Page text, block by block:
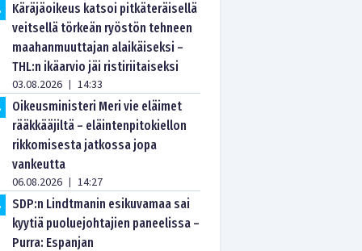
Käräjäoikeus katsoi pitkäteräisellä
veitsellä törkeän ryöstön tehneen
maahanmuuttajan alaikäiseksi –
THL:n ikäarvio jäi ristiriitaiseksi
03.08.2026 | 14:33
Oikeusministeri Meri vie eläimet
rääkkääjiltä – eläintenpitokiellon
rikkomisesta jatkossa jopa
vankeutta
06.08.2026 | 14:27
SDP:n Lindtmanin esikuvamaa sai
kyytiä puoluejohtajien paneelissa –
Purra: Espanjan